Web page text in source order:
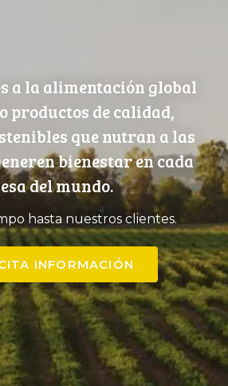
a la alimentación global
productos de calidad,
que nutran a las
bienestar en cada
del mundo.
hasta nuestros clientes.
INFORMACIÓN